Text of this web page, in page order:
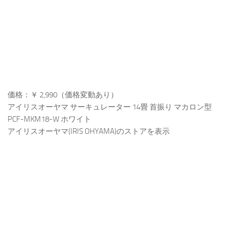
価格：￥ 2,990（価格変動あり）
アイリスオーヤマ サーキュレーター 14畳 首振り マカロン型
PCF-MKM18-W ホワイト
アイリスオーヤマ(IRIS OHYAMA)のストアを表示